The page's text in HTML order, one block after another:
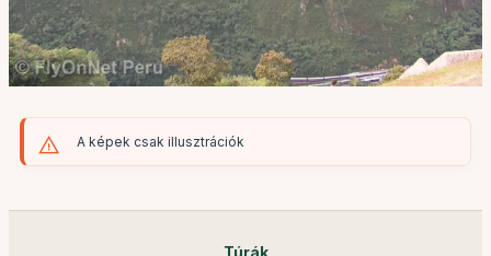
A képek csak illusztrációk